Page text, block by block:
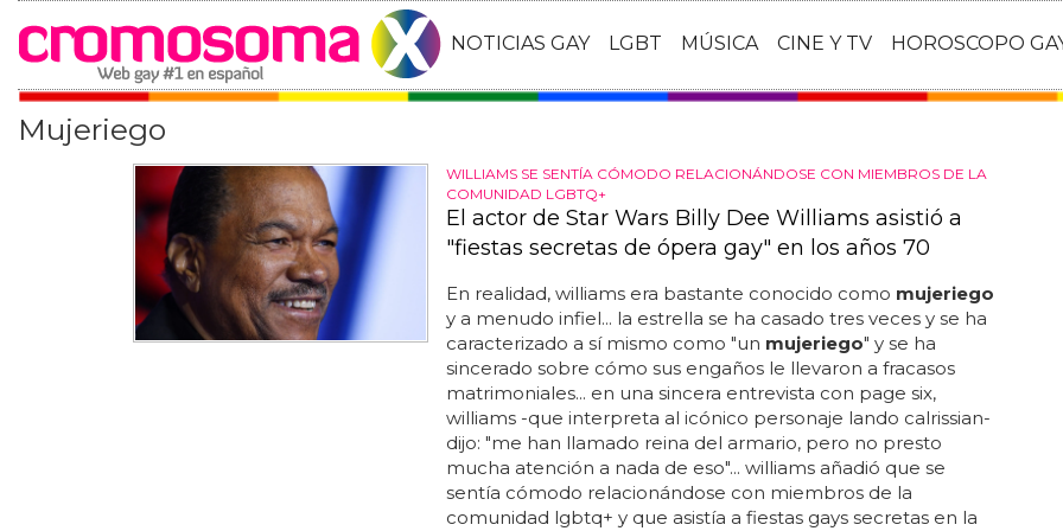
NOTICIAS GAY LGBT MÚSICA CINE Y TV HOROSCOPO
Mujeriego
WILLIAMS SE SENTÍA CÓMODO RELACIONÁNDOSE CON MIEMBROS DE LA
COMUNIDAD LGBTQ+
El actor de Star Wars Billy Dee Williams asistió a
"fiestas secretas de ópera gay" en los años 70
En realidad, williams era bastante conocido como mujeriego
y a menudo infiel... la estrella se ha casado tres veces y se ha
caracterizado a sí mismo como "un mujeriego" y se ha
sincerado sobre cómo sus engaños le llevaron a fracasos
matrimoniales... en una sincera entrevista con page six,
williams -que interpreta al icónico personaje lando calrissian-
dijo: "me han llamado reina del armario, pero no presto
mucha atención a nada de eso"... williams añadió que se
sentía cómodo relacionándose con miembros de la
comunidad lgbtq+ y que asistía a fiestas gays secretas en la